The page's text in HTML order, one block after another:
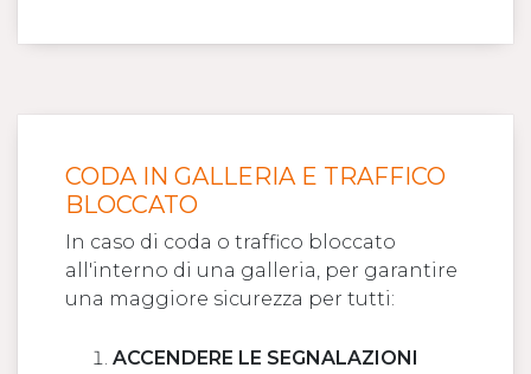
CODA IN GALLERIA E TRAFFICO
BLOCCATO
In caso di coda o traffico bloccato
all'interno di una galleria, per garantire
una maggiore sicurezza per tutti:
ACCENDERE LE SEGNALAZIONI